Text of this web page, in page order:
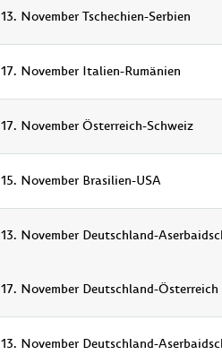
13. November Tschechien-Serbien
17. November Italien-Rumänien
17. November Österreich-Schweiz
15. November Brasilien-USA
13. November Deutschland-
17. November Deutschland-Österreich
13. November Deutschland-